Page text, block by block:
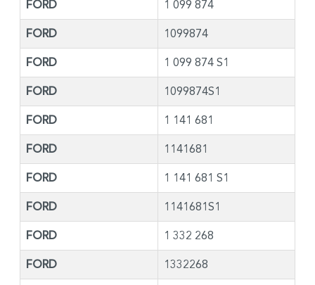
FORD 1 099 874
FORD 1099874
FORD 1 099 874 S1
FORD 1099874S1
FORD 1 141 681
FORD 1141681
FORD 1 141 681 S1
FORD 1141681S1
FORD 1 332 268
FORD 1332268